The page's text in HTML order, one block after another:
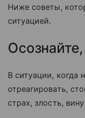
Ниже советы,
ситуацией.
В ситуации, когда
отреагировать,
страх, злость,